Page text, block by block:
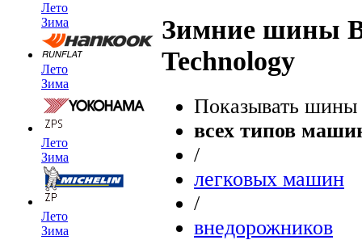
Лето
Зима
Лето
Зима
Лето
Зима
Лето
Зима
Зимние шины
Technology
Показывать шины
всех типов
/
легковых машин
/
внедорожников